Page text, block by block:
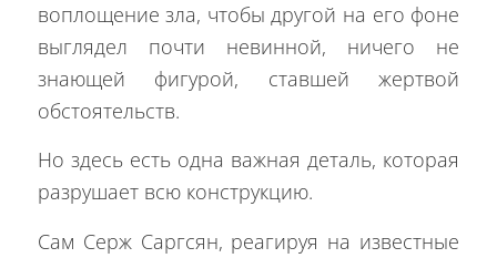
воплощение зла, чтобы другой на его фоне
выглядел почти невинной, ничего не
знающей фигурой, ставшей жертвой
обстоятельств.
Но здесь есть одна важная деталь, которая
разрушает всю конструкцию.
Сам Серж Саргсян, реагируя на известные